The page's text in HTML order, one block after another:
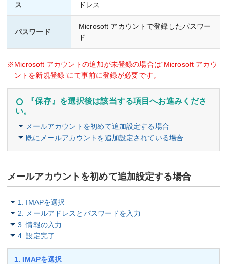
ス
ドレス
パスワード
Microsoft アカウントで登録したパスワー
ド
※Microsoft アカウントの追加が未登録の場合は“Microsoft アカウ
ントを新規登録”にて事前に登録が必要です。
『保存』を選択後は該当する項目へお進みくださ
い。
メールアカウントを初めて追加設定する場合
既にメールアカウントを追加設定されている場合
メールアカウントを初めて追加設定する場合
1. IMAPを選択
2. メールアドレスとパスワードを入力
3. 情報の入力
4. 設定完了
1. IMAPを選択